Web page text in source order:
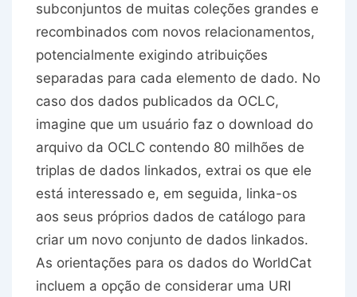
subconjuntos de muitas coleções grandes e
recombinados com novos relacionamentos,
potencialmente exigindo atribuições
separadas para cada elemento de dado. No
caso dos dados publicados da OCLC,
imagine que um usuário faz o download do
arquivo da OCLC contendo 80 milhões de
triplas de dados linkados, extrai os que ele
está interessado e, em seguida, linka-os
aos seus próprios dados de catálogo para
criar um novo conjunto de dados linkados.
As orientações para os dados do WorldCat
incluem a opção de considerar uma URI